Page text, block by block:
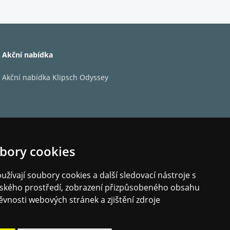
cookies
soubory cookies a další sledovací nástroje s
prostředí, zobrazení přizpůsobeného obsahu
webových stránek a zjištění zdroje
měnič)
aptX HD Bluetooth 5.0
linkový 3.5 mm jack (kombinovaný), 1 x USB-A,
Akční nabídka
Akční nabídka Klipsch Odyssey